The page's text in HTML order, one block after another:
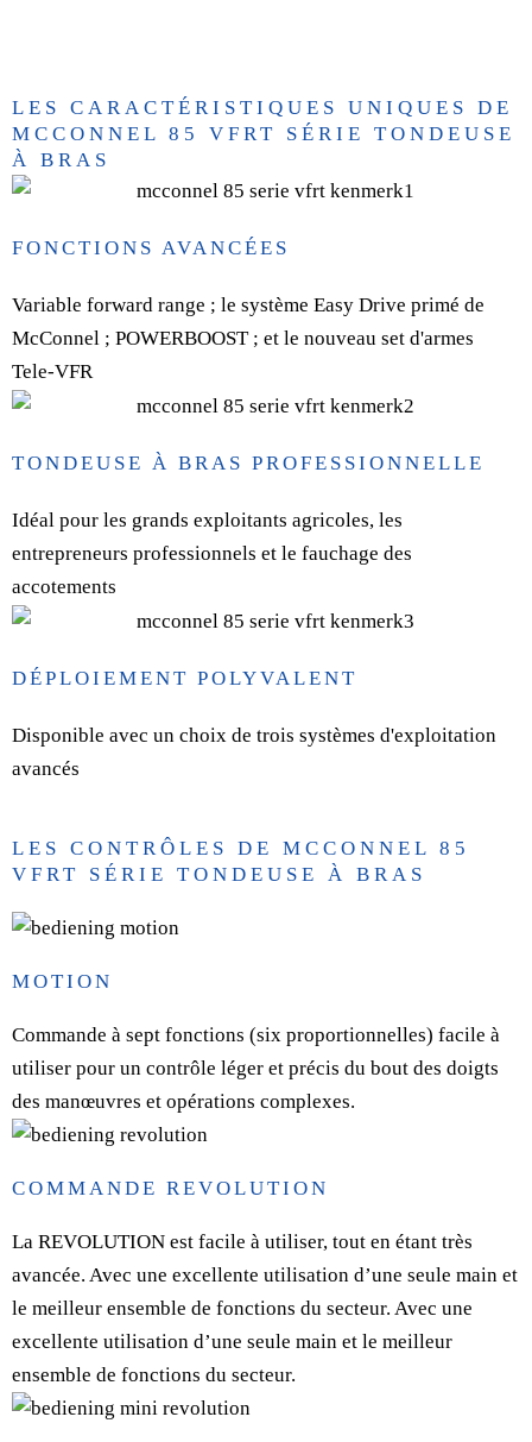
LES CARACTÉRISTIQUES UNIQUES DE
MCCONNEL 85 VFRT SÉRIE TONDEUSE
À BRAS
FONCTIONS AVANCÉES
Variable forward range ; le système Easy Drive primé de
McConnel ; POWERBOOST ; et le nouveau set d'armes
Tele-VFR
TONDEUSE À BRAS PROFESSIONNELLE
Idéal pour les grands exploitants agricoles, les
entrepreneurs professionnels et le fauchage des
accotements
DÉPLOIEMENT POLYVALENT
Disponible avec un choix de trois systèmes d'exploitation
avancés
LES CONTRÔLES DE MCCONNEL 85
VFRT SÉRIE TONDEUSE À BRAS
MOTION
Commande à sept fonctions (six proportionnelles) facile à
utiliser pour un contrôle léger et précis du bout des doigts
des manœuvres et opérations complexes.
COMMANDE REVOLUTION
La REVOLUTION est facile à utiliser, tout en étant très
avancée. Avec une excellente utilisation d’une seule main et
le meilleur ensemble de fonctions du secteur. Avec une
excellente utilisation d’une seule main et le meilleur
ensemble de fonctions du secteur.